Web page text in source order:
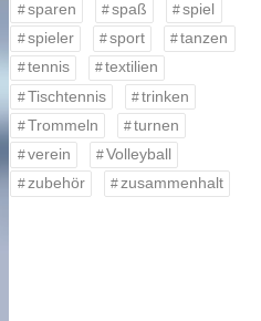
sparen
spaß
spiel
spieler
sport
tanzen
tennis
textilien
Tischtennis
trinken
Trommeln
turnen
verein
Volleyball
zubehör
zusammenhalt